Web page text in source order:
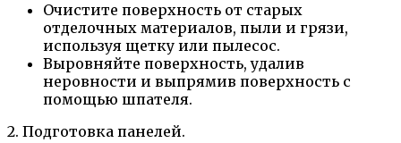
Очистите поверхность от старых
отделочных материалов, пыли и грязи,
используя щетку или пылесос.
Выровняйте поверхность, удалив
неровности и выпрямив поверхность с
помощью шпателя.
2. Подготовка панелей.